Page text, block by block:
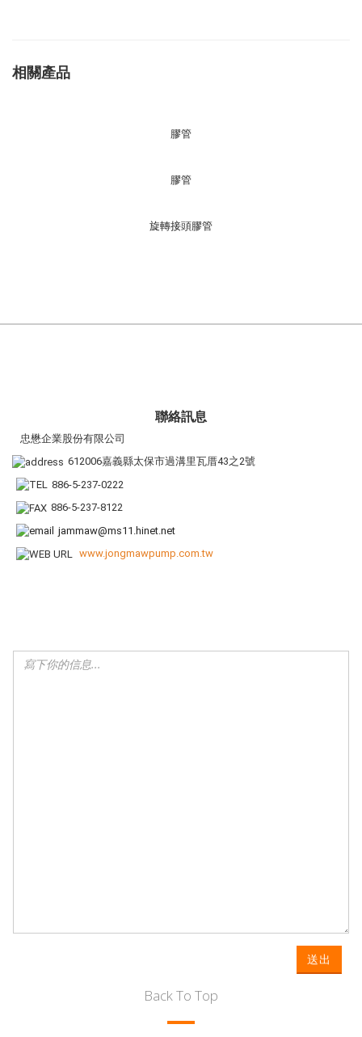
相關產品
膠管
膠管
旋轉接頭膠管
聯絡訊息
忠懋企業股份有限公司
612006嘉義縣太保市過溝里瓦厝43之2號
886-5-237-0222
886-5-237-8122
jammaw@ms11.hinet.net
www.jongmawpump.com.tw
送出
Back To Top